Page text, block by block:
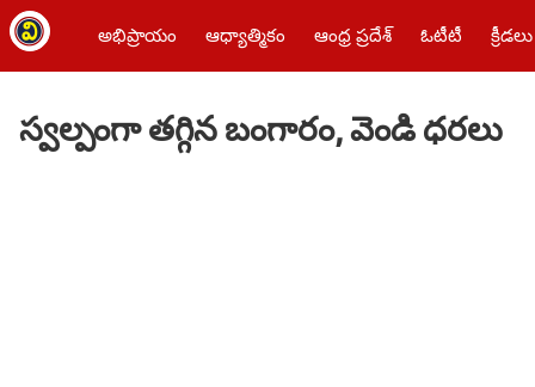
అభిప్రాయం ఆధ్యాత్మికం ఆంధ్ర ప్రదేశ్ ఓటీటీ క్రీడలు
స్వల్పంగా తగ్గిన బంగారం, వెండి ధరలు